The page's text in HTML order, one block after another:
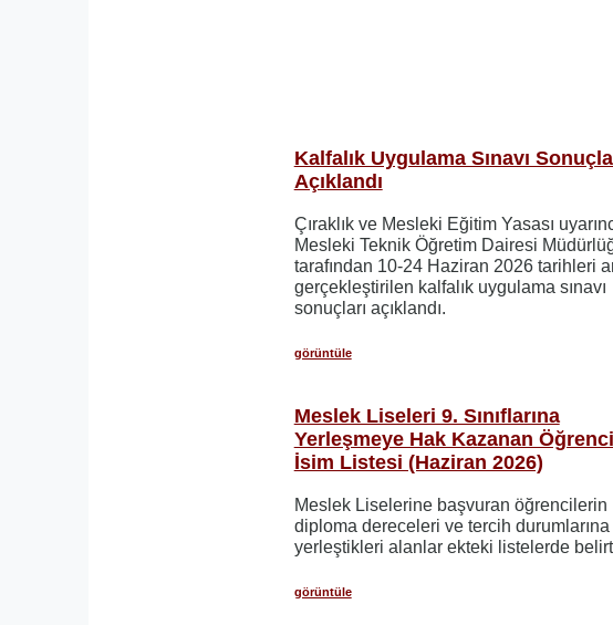
Kalfalık Uygulama Sınavı
Açıklandı
Çıraklık ve Mesleki Eğitim Yasası
Mesleki Teknik Öğretim Dairesi
tarafından 10-24 Haziran 2026 tarihleri
gerçekleştirilen kalfalık uygulama sınavı
sonuçları açıklandı.
görüntüle
Meslek Liseleri 9. Sınıflarına
Yerleşmeye Hak Kazanan
İsim Listesi (Haziran 2026)
Meslek Liselerine başvuran öğrencilerin
diploma dereceleri ve tercih
yerleştikleri alanlar ekteki listelerde
görüntüle